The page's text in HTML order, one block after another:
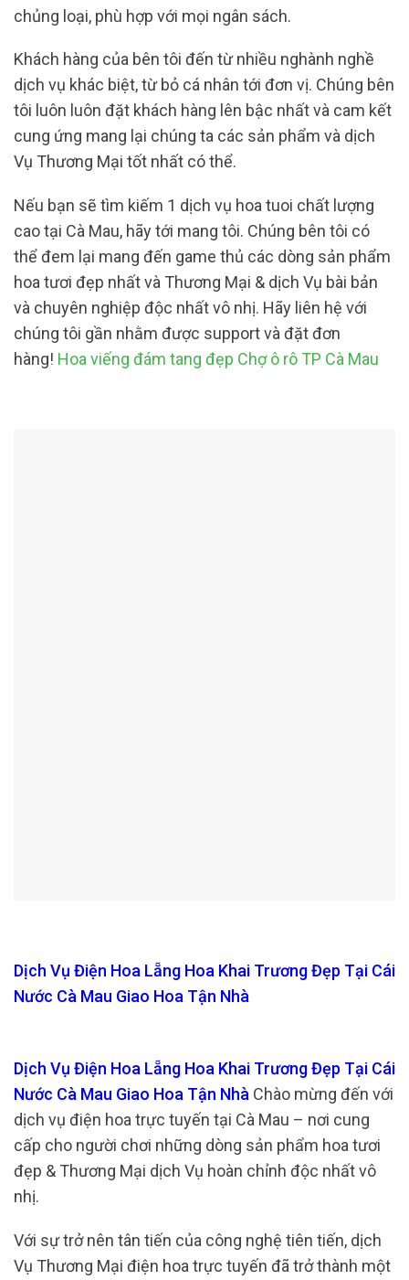
chủng loại, phù hợp với mọi ngân sách.
Khách hàng của bên tôi đến từ nhiều nghành nghề
dịch vụ khác biệt, từ bỏ cá nhân tới đơn vị. Chúng bên
tôi luôn luôn đặt khách hàng lên bậc nhất và cam kết
cung ứng mang lại chúng ta các sản phẩm và dịch
Vụ Thương Mại tốt nhất có thể.
Nếu bạn sẽ tìm kiếm 1 dịch vụ hoa tuoi chất lượng
cao tại Cà Mau, hãy tới mang tôi. Chúng bên tôi có
thể đem lại mang đến game thủ các dòng sản phẩm
hoa tươi đẹp nhất và Thương Mại & dịch Vụ bài bản
và chuyên nghiệp độc nhất vô nhị. Hãy liên hệ với
chúng tôi gần nhằm được support và đặt đơn
hàng! Hoa viếng đám tang đẹp Chợ ô rô TP Cà Mau
Dịch Vụ Điện Hoa Lẵng Hoa Khai Trương Đẹp Tại Cái
Nước Cà Mau Giao Hoa Tận Nhà
Dịch Vụ Điện Hoa Lẵng Hoa Khai Trương Đẹp Tại Cái
Nước Cà Mau Giao Hoa Tận Nhà Chào mừng đến với
dịch vụ điện hoa trực tuyến tại Cà Mau – nơi cung
cấp cho người chơi những dòng sản phẩm hoa tươi
đẹp & Thương Mại dịch Vụ hoàn chỉnh độc nhất vô
nhị.
Với sự trở nên tân tiến của công nghệ tiên tiến, dịch
Vụ Thương Mại điện hoa trực tuyến đã trở thành một